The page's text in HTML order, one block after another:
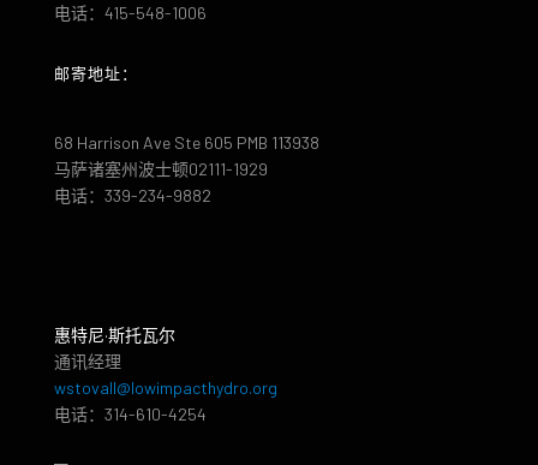
电话：415-548-1006
邮寄地址：
68 Harrison Ave Ste 605 PMB 113938
马萨诸塞州波士顿02111-1929
电话：339-234-9882
惠特尼·斯托瓦尔
通讯经理
wstovall@lowimpacthydro.org
电话：314-610-4254